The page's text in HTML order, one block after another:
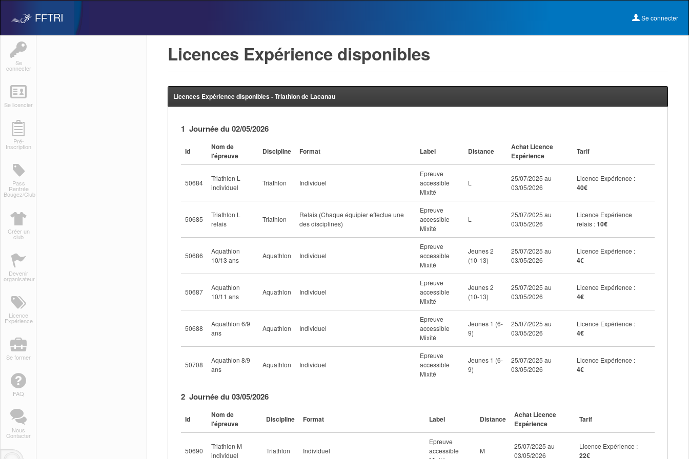
FFTRI Se connecter
Se
connecter
Se licencier
Pré-
Inscription
Pass
Rentrée
Bougez/Club
Créer un
club
Devenir
organisateur
Licence
Expérience
Se former
FAQ
Nous
Contacter
Licences Expérience disponibles
Licences Expérience disponibles - Triathlon de Lacanau
1 Journée du 02/05/2026
Id
Nom de
l'épreuve
Discipline Format Label Distance
Achat Licence
Expérience
Tarif
50684
Triathlon L
individuel
Triathlon Individuel
Epreuve
accessible
Mixité
L
25/07/2025 au
03/05/2026
Licence Expérience :
40€
50685
Triathlon L
relais
Triathlon
Relais (Chaque équipier effectue une
des disciplines)
Epreuve
accessible
Mixité
L
25/07/2025 au
03/05/2026
Licence Expérience
relais :10€
50686
Aquathlon
10/13 ans
Aquathlon Individuel
Epreuve
accessible
Mixité
Jeunes 2
(10-13)
25/07/2025 au
03/05/2026
Licence Expérience :
4€
50687
Aquathlon
10/11 ans
Aquathlon Individuel
Epreuve
accessible
Mixité
Jeunes 2
(10-13)
25/07/2025 au
03/05/2026
Licence Expérience :
4€
50688
Aquathlon 6/9
ans
Aquathlon Individuel
Epreuve
accessible
Mixité
Jeunes 1 (6-
9)
25/07/2025 au
03/05/2026
Licence Expérience :
4€
50708
Aquathlon 8/9
ans
Aquathlon Individuel
Epreuve
accessible
Mixité
Jeunes 1 (6-
9)
25/07/2025 au
03/05/2026
Licence Expérience :
4€
2 Journée du 03/05/2026
Id
Nom de
l'épreuve
Discipline Format Label Distance
Achat Licence
Expérience
Tarif
50690
Triathlon M
individuel
Triathlon Individuel
Epreuve
accessible
M
25/07/2025 au
03/05/2026
Licence Expérience :
22€